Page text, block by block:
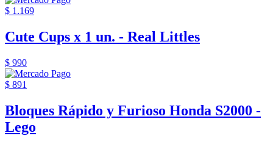
$ 1.169
Cute Cups x 1 un. - Real Littles
$ 990
$ 891
Bloques Rápido y Furioso Honda S2000 -
Lego